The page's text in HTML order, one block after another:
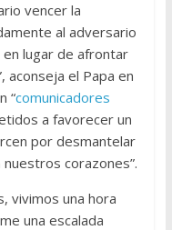
vencer la
al adversario
lugar de afrontar
aconseja el Papa en
“comunicadores
a favorecer un
por desmantelar
corazones”.
vivimos una hora
una escalada